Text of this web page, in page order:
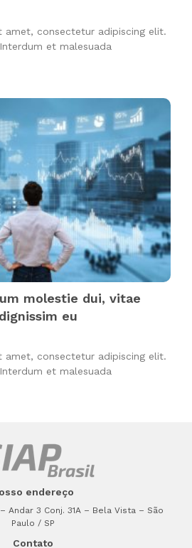
amet, consectetur adipiscing elit.
et malesuada
molestie dui, vitae
eu
amet, consectetur adipiscing elit.
et malesuada
endereço
Andar 3 Conj. 31A – Bela Vista – São
Paulo / SP
Contato